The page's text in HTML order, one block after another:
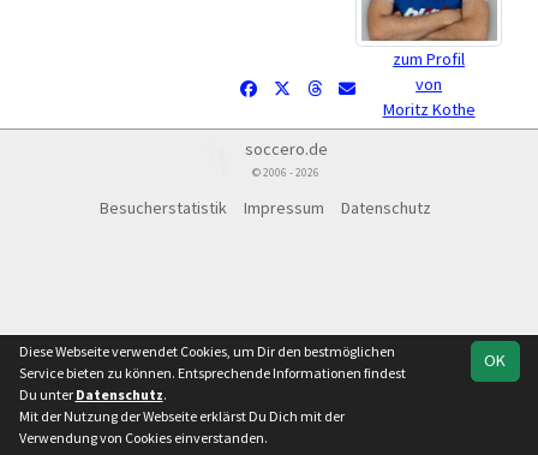
zum Profil
von
Moritz Kothe
soccero.de
© 2006 - 2026
Besucherstatistik Impressum Datenschutz
OK
Diese Webseite verwendet Cookies, um Dir den bestmöglichen
Service bieten zu können. Entsprechende Informationen findest
Du unter Datenschutz.
Mit der Nutzung der Webseite erklärst Du Dich mit der
Verwendung von Cookies einverstanden.